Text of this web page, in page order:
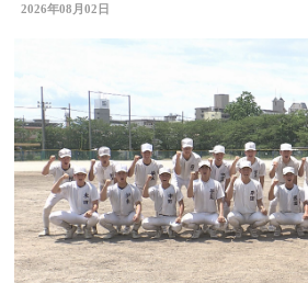
も 大分
2026年08月02日